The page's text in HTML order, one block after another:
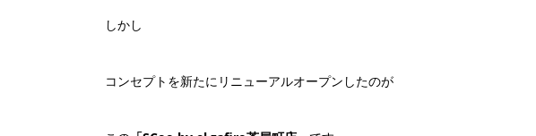
しかし
コンセプトを新たにリニューアルオープンしたのが